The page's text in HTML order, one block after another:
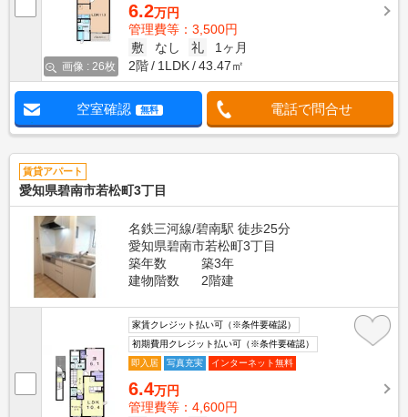
画像 : 26枚
6.2万円
管理費等：3,500円
敷
なし 礼
1ヶ月
2階
1LDK 43.47㎡
空室確認 無料 電話で問合せ
賃貸アパート
愛知県碧南市若松町3丁目
名鉄三河線/碧南駅 徒歩25分
愛知県碧南市若松町3丁目
築年数
築3年
建物階数
2階建
家賃クレジット払い可（※条件要確認）
初期費用クレジット払い可（※条件要確認）
即入居
写真充実 インターネット無料
6.4万円
管理費等：4,600円